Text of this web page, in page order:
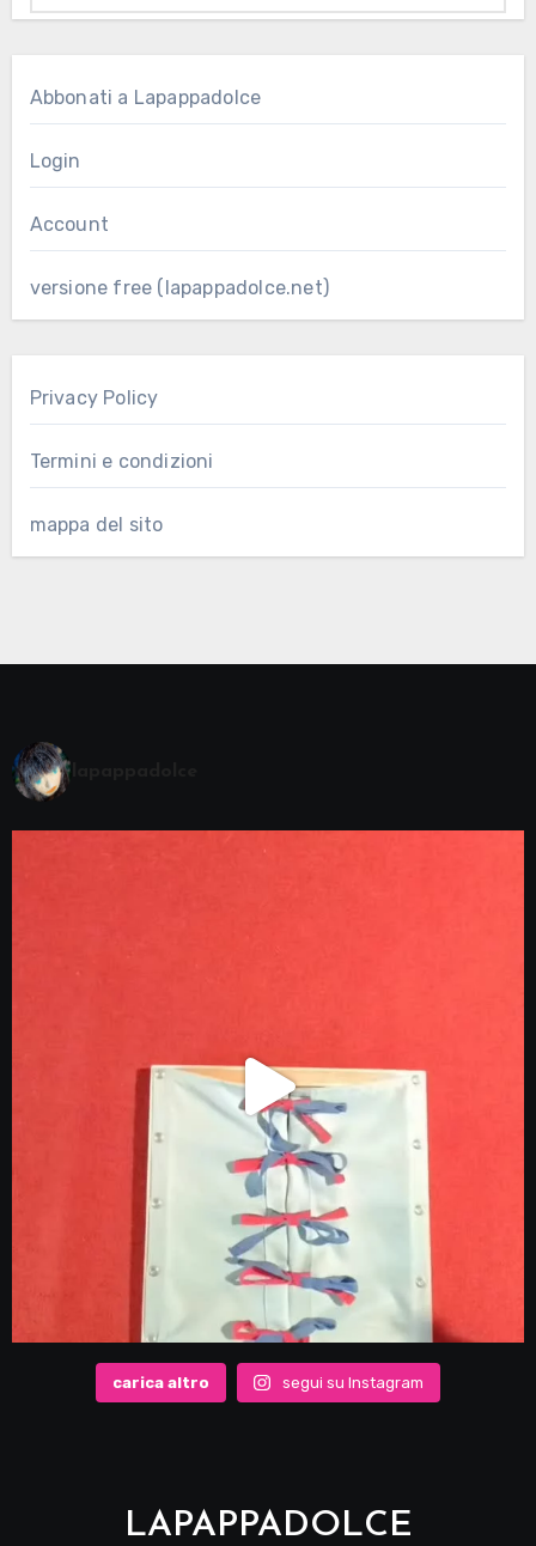
Abbonati a Lapappadolce
Login
Account
versione free (lapappadolce.net)
Privacy Policy
Termini e condizioni
mappa del sito
carica altro segui su Instagram
LAPAPPADOLCE